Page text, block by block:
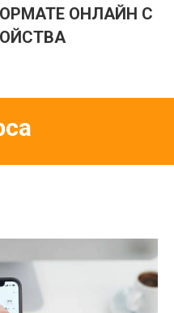
ОНЛАЙН С